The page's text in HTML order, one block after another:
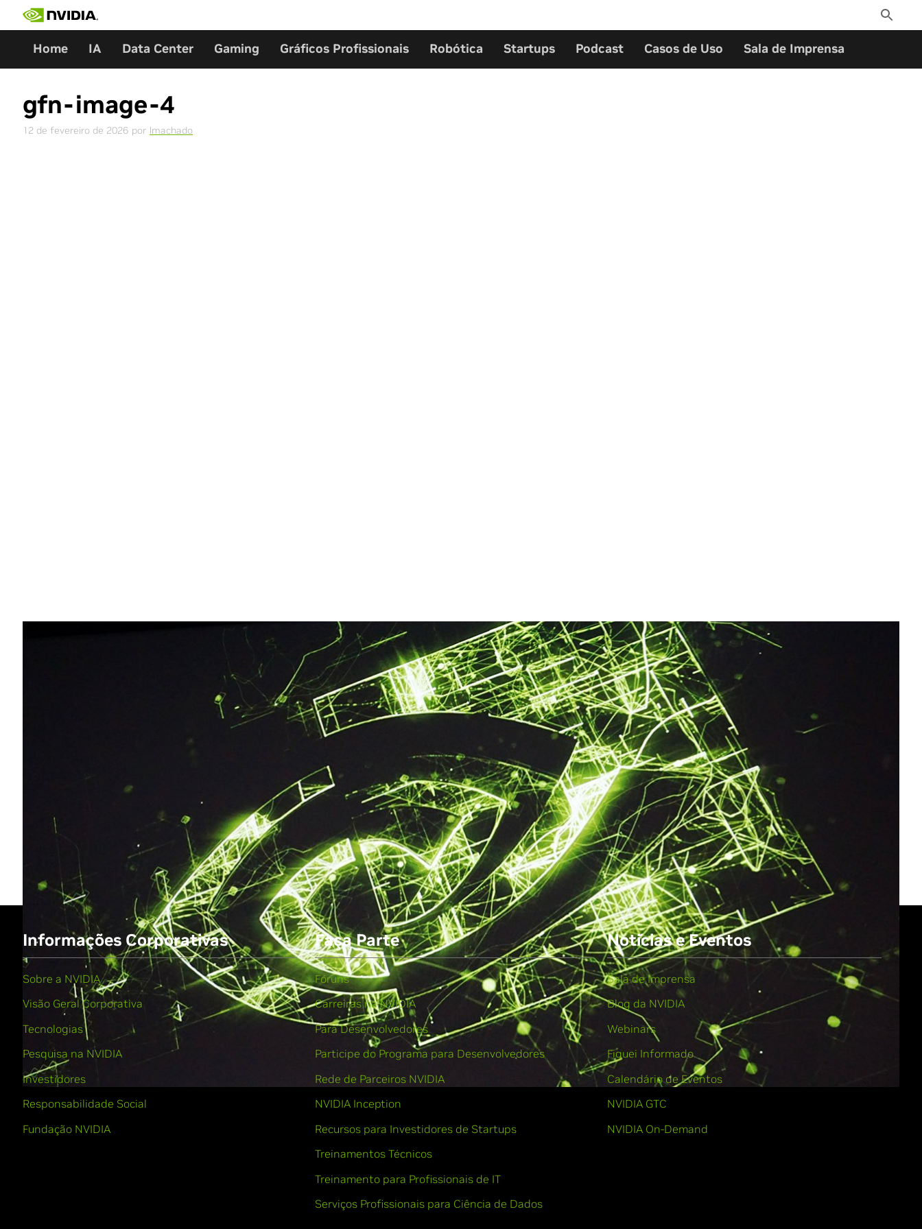
Toggle
Search
Home IA Data Center Gaming Gráficos Profissionais Robótica Startups Podcast Casos de Uso Sala de Imprensa
gfn-image-4
12 de fevereiro de 2026 por lmachado
All NVIDIA News
Informações Corporativas
Sobre a NVIDIA
Visão Geral Corporativa
Tecnologias
Pesquisa na NVIDIA
Investidores
Responsabilidade Social
Fundação NVIDIA
Faça Parte
Fóruns
Carreiras na NVIDIA
Para Desenvolvedores
Participe do Programa para Desenvolvedores
Rede de Parceiros NVIDIA
NVIDIA Inception
Recursos para Investidores de Startups
Treinamentos Técnicos
Treinamento para Profissionais de IT
Serviços Profissionais para Ciência de Dados
Notícias e Eventos
Sala de Imprensa
Blog da NVIDIA
Webinars
Fiquei Informado
Calendário de Eventos
NVIDIA GTC
NVIDIA On-Demand